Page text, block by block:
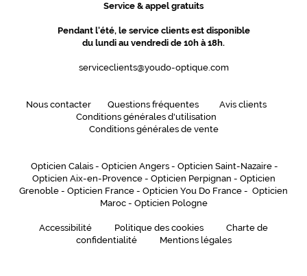
Service & appel gratuits
Pendant l'été, le service clients est disponible
du lundi au vendredi de 10h à 18h.
serviceclients@youdo-optique.com
Nous contacter Questions fréquentes
Avis clients
Conditions générales d'utilisation
Conditions générales de vente
Opticien Calais - Opticien Angers - Opticien Saint-Nazaire -
Opticien Aix-en-Provence- Opticien Perpignan - Opticien
Grenoble - Opticien France - Opticien You Do France - Opticien
Maroc- Opticien Pologne
Accessibilité Politique des cookies
Charte de
confidentialité
Mentions légales